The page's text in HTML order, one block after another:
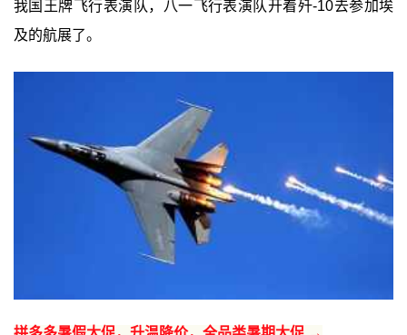
我国王牌飞行表演队，八一飞行表演队开着歼-10去参加埃
及的航展了。